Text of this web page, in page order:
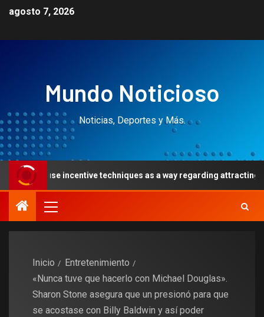
agosto 7, 2026
Mundo Noticioso
Noticias, Deportes y Más.
techniques as a way regarding attracting the fresh new
Inicio
Entretenimiento
«Nunca tuve que hacerlo con Michael Douglas».
Sharon Stone asegura que un presionó para que
se acostase con Billy Baldwin y así poder